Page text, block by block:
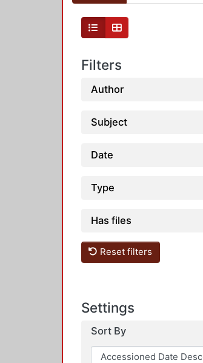
Filters
Author
Subject
Date
Type
Has files
Reset filters
Settings
Sort By